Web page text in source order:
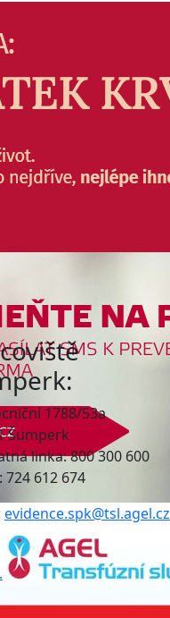
1788/53a
Šumperk
linka: 800 300 600
724 612 674
evidence.spk@tsl.agel.cz